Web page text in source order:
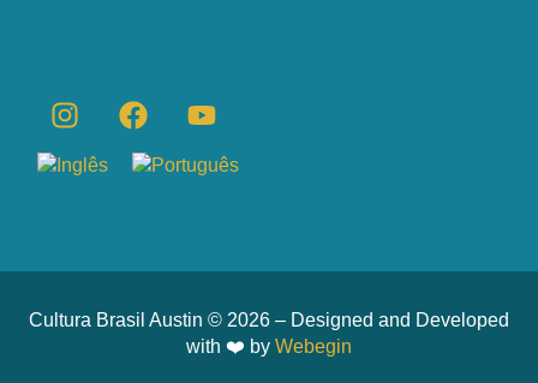
Cultura Brasil Austin © 2026 – Designed and Developed
with ❤️ by Webegin